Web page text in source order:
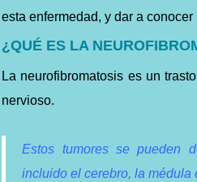
esta enfermedad, y dar a
¿QUÉ ES LA
La neurofibromatosis es un
nervioso.
Estos tumores se pueden
incluido el cerebro, la médula